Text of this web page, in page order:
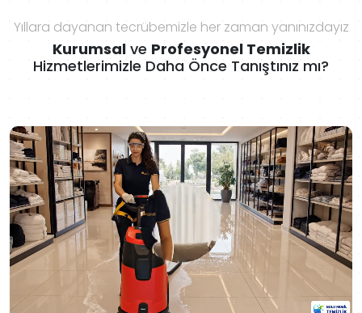
Yıllara dayanan tecrübemizle her zaman yanınızdayız
Kurumsalve Profesyonel Temizlik
Hizmetlerimizle Daha Önce Tanıştınız mı?